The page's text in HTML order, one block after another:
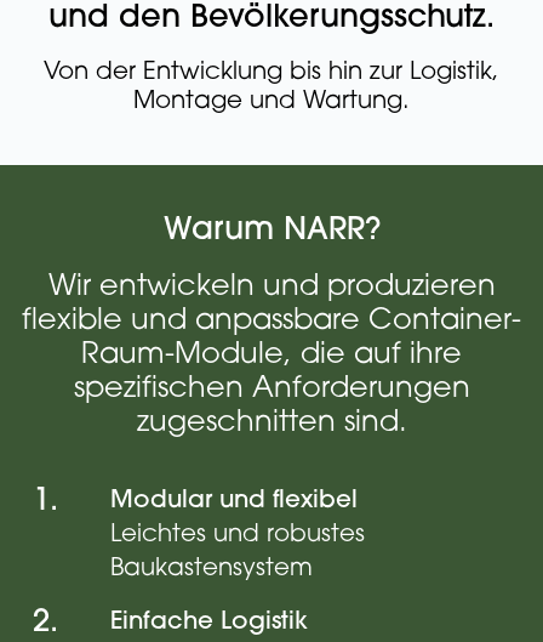
und den Bevölkerungsschutz.
Von der Entwicklung bis hin zur Logistik,
Montage und Wartung.
Warum NARR?
Wir entwickeln und produzieren
flexible und anpassbare Container-
Raum-Module, die auf ihre
spezifischen Anforderungen
zugeschnitten sind.
1.
Modular und flexibel
Leichtes und robustes
Baukastensystem
2.
Einfache Logistik